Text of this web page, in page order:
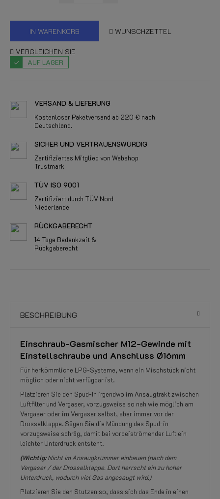
IN WARENKORB WUNSCHZETTEL
VERGLEICHEN SIE
AUF LAGER
VERSAND & LIEFERUNG
Kostenloser Paketversand ab 220 € nach
Deutschland.
SICHER UND VERTRAUENSWÜRDIG
Zertifiziertes Mitglied von Webshop
Trustmark
TÜV ISO 9001
Zertifiziert durch TÜV Nord
Niederlande
RÜCKGABERECHT
14 Tage Bedenkzeit &
Rückgaberecht
BESCHREIBUNG
Einschraub-Gasmischer M12-Gewinde mit
Einstellschraube und Anschluss Ø16mm
Für herkömmliche LPG-Systeme, wenn ein Mischstück nicht
möglich oder nicht verfügbar ist.
Platzieren Sie den Spud-In irgendwo im Ansaugtrakt zwischen
Luftfilter und Vergaser, vorzugsweise so nah wie möglich am
Vergaser oder im Vergaser selbst, aber immer vor der
Drosselklappe. Sägen Sie die Mündung des Spud-in
vorzugsweise schräg, damit bei vorbeiströmender Luft ein
leichter Unterdruck entsteht.
(Wichtig:Nicht im Ansaugkrümmer einbauen (nach dem
Vergaser / der Drosselklappe. Dort herrscht ein zu hoher
Unterdruck, wodurch viel Gas angesaugt wird.)
Platzieren Sie den Stutzen so, dass sich das Ende in einen